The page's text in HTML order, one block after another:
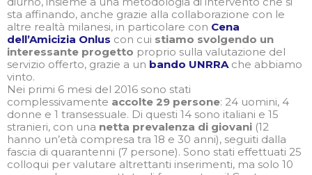
sta affinando, anche grazie alla collaborazione con le
altre realtà milanesi, in particolare con Cena
dell’Amicizia Onlus con cui stiamo svolgendo un
interessante progetto proprio sulla valutazione del
servizio offerto, grazie a un bando UNRRAche abbiamo
vinto.
Nei primi 6 mesi del 2016 sono stati
complessivamente accolte 29 persone: 24 uomini, 4
donne e 1 transessuale. Di questi 14 sono italiani e 15
stranieri, con una netta prevalenza di giovani (12
hanno un’età compresa tra 18 e 30 anni), seguiti dalla
fascia di quarantenni (7 persone). Sono stati effettuati 25
colloqui per valutare altrettanti inserimenti, ma solo 10